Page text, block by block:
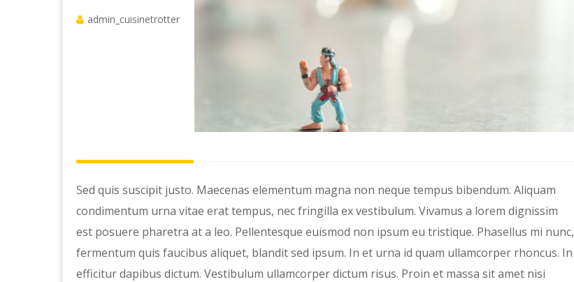
admin_cuisinetrotter
Sed quis suscipit justo. Maecenas elementum magna non neque tempus bibendum. Aliquam
condimentum urna vitae erat tempus, nec fringilla ex vestibulum. Vivamus a lorem dignissim
est posuere pharetra at a leo. Pellentesque euismod non ipsum eu tristique. Phasellus mi nunc,
fermentum quis faucibus aliquet, blandit sed ipsum. In et urna id quam ullamcorper rhoncus. In
efficitur dapibus dictum. Vestibulum ullamcorper dictum risus. Proin et massa sit amet nisi